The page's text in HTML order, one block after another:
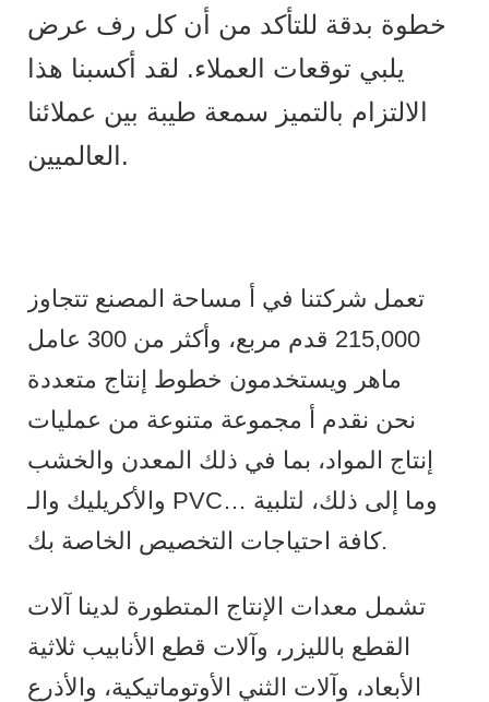
خطوة بدقة للتأكد من أن كل رف عرض
يلبي توقعات العملاء. لقد أكسبنا هذا
الالتزام بالتميز سمعة طيبة بين عملائنا
العالميين.
تعمل شركتنا في أ مساحة المصنع تتجاوز
215,000 قدم مربع، وأكثر من 300 عامل
نحن نقدم أ مجموعة متنوعة من عمليات
إنتاج المواد، بما في ذلك المعدن والخشب
والأكريليك والـ PVC… وما إلى ذلك، لتلبية
كافة احتياجات التخصيص الخاصة بك.
تشمل معدات الإنتاج المتطورة لدينا آلات
القطع بالليزر، وآلات قطع الأنابيب ثلاثية
الأبعاد، وآلات الثني الأوتوماتيكية، والأذرع